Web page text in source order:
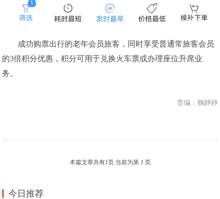
成功购票出行的老年会员旅客，同时享受普通常旅客会员
的3倍积分优惠，积分可用于兑换火车票或办理座位升席业
务。
责编：鞠静静
本篇文章共有1页 当前为第 1 页
今日推荐